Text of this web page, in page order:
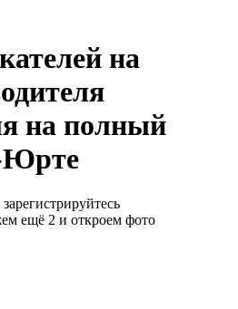
на
на полный
Юрте
ещё 2 и откроем фото